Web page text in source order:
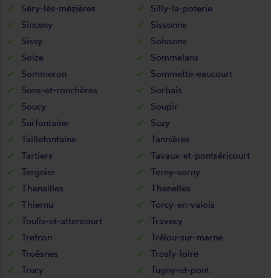
Séry-lès-mézières
Silly-la-poterie
Sinceny
Sissonne
Sissy
Soissons
Soize
Sommelans
Sommeron
Sommette-eaucourt
Sons-et-ronchères
Sorbais
Soucy
Soupir
Surfontaine
Suzy
Taillefontaine
Tannières
Tartiers
Tavaux-et-pontséricourt
Tergnier
Terny-sorny
Thenailles
Thenelles
Thiernu
Torcy-en-valois
Toulis-et-attencourt
Travecy
Trefcon
Trélou-sur-marne
Troësnes
Trosly-loire
Trucy
Tugny-et-pont